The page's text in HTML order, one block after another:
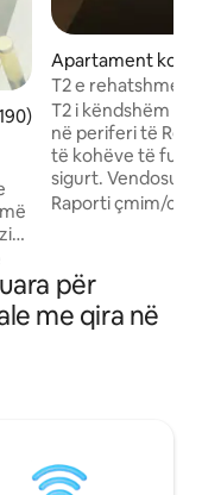
mesatar 4,89 nga 5,
Apartament
Cesson-Sévigné
T2 e rehatshme
T2 i këndshëm i
në periferi të
të kohëve të
sigurt. Vendosur në mënyrë ideale, afër
të gjitha
(Facus, INSA,
(Orange, Arms,
drejtpërdrejtë në
nëpër qendrën e
Raporti çmim/
për
me qira në